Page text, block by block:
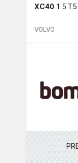
XC40 1.5 T5
VOLVO